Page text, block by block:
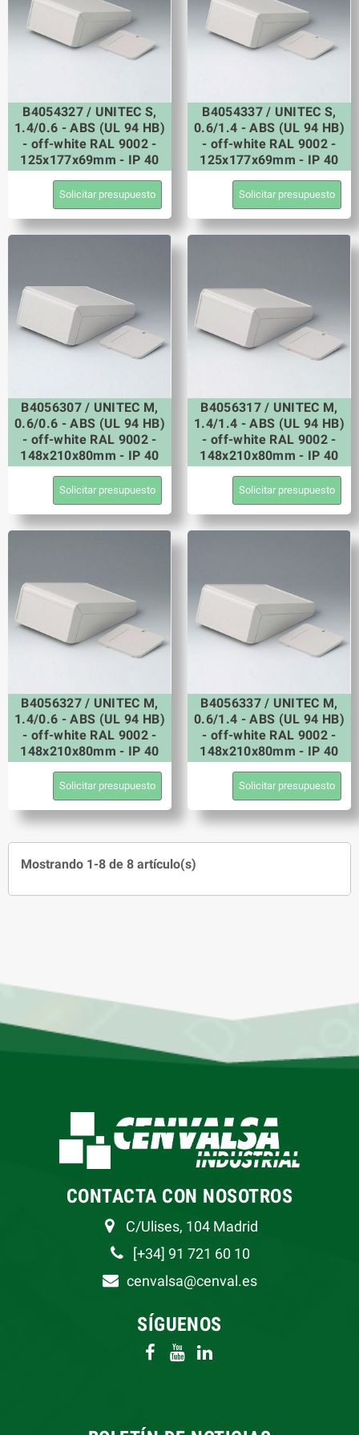
B4054327 / UNITEC S,
1.4/0.6 - ABS (UL 94 HB)
- off-white RAL 9002 -
125x177x69mm - IP 40
Solicitar presupuesto
B4054337 / UNITEC S,
0.6/1.4 - ABS (UL 94 HB)
- off-white RAL 9002 -
125x177x69mm - IP 40
Solicitar presupuesto
B4056307 / UNITEC M,
0.6/0.6 - ABS (UL 94 HB)
- off-white RAL 9002 -
148x210x80mm - IP 40
Solicitar presupuesto
B4056317 / UNITEC M,
1.4/1.4 - ABS (UL 94 HB)
- off-white RAL 9002 -
148x210x80mm - IP 40
Solicitar presupuesto
B4056327 / UNITEC M,
1.4/0.6 - ABS (UL 94 HB)
- off-white RAL 9002 -
148x210x80mm - IP 40
Solicitar presupuesto
B4056337 / UNITEC M,
0.6/1.4 - ABS (UL 94 HB)
- off-white RAL 9002 -
148x210x80mm - IP 40
Solicitar presupuesto
Mostrando 1-8 de 8 artículo(s)
CONTACTA CON NOSOTROS
C/Ulises, 104 Madrid
[+34] 91 721 60 10
cenvalsa@cenval.es
SÍGUENOS